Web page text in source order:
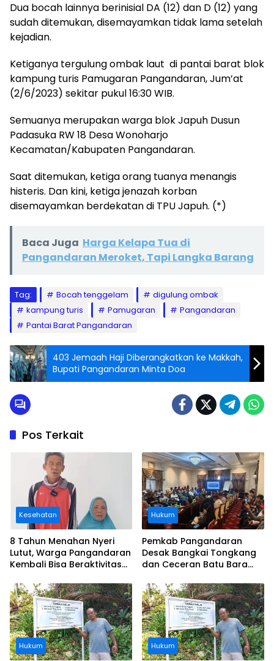
Dua bocah lainnya berinisial DA (12) dan D (12) yang
sudah ditemukan, disemayamkan tidak lama setelah
kejadian.
Ketiganya tergulung ombak laut di pantai barat blok
kampung turis Pamugaran Pangandaran, Jum’at
(2/6/2023) sekitar pukul 16:30 WIB.
Semuanya merupakan warga blok Japuh Dusun
Padasuka RW 18 Desa Wonoharjo
Kecamatan/Kabupaten Pangandaran.
Saat ditemukan, ketiga orang tuanya menangis
histeris. Dan kini, ketiga jenazah korban
disemayamkan berdekatan di TPU Japuh. (*)
Baca Juga Harga Kelapa Tua di
Pangandaran Meroket, Tapi Langka Barang
Tag: Bocah tenggelam
digulung ombak
kampung turis
Pamugaran
Pangandaran
Pantai Barat Pangandaran
403 Jemaah Haji Diberangkatkan ke Makkah,
Bupati Pangandaran Minta Doa
Pos Terkait
Kesehatan
8 Tahun Menahan Nyeri
Lutut, Warga Pangandaran
Kembali Bisa Beraktivitas
Ditanggung BPJS
Hukum
Pemkab Pangandaran
Desak Bangkai Tongkang
dan Ceceran Batu Bara
Buruknya Koordinasi
Perusahaan
Hukum Hukum